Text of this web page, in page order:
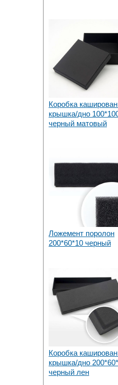
Коробка
крышка/дно
черный матовый
Ложемент поролон
200*60*10 черный
Коробка
крышка/дно
черный лен